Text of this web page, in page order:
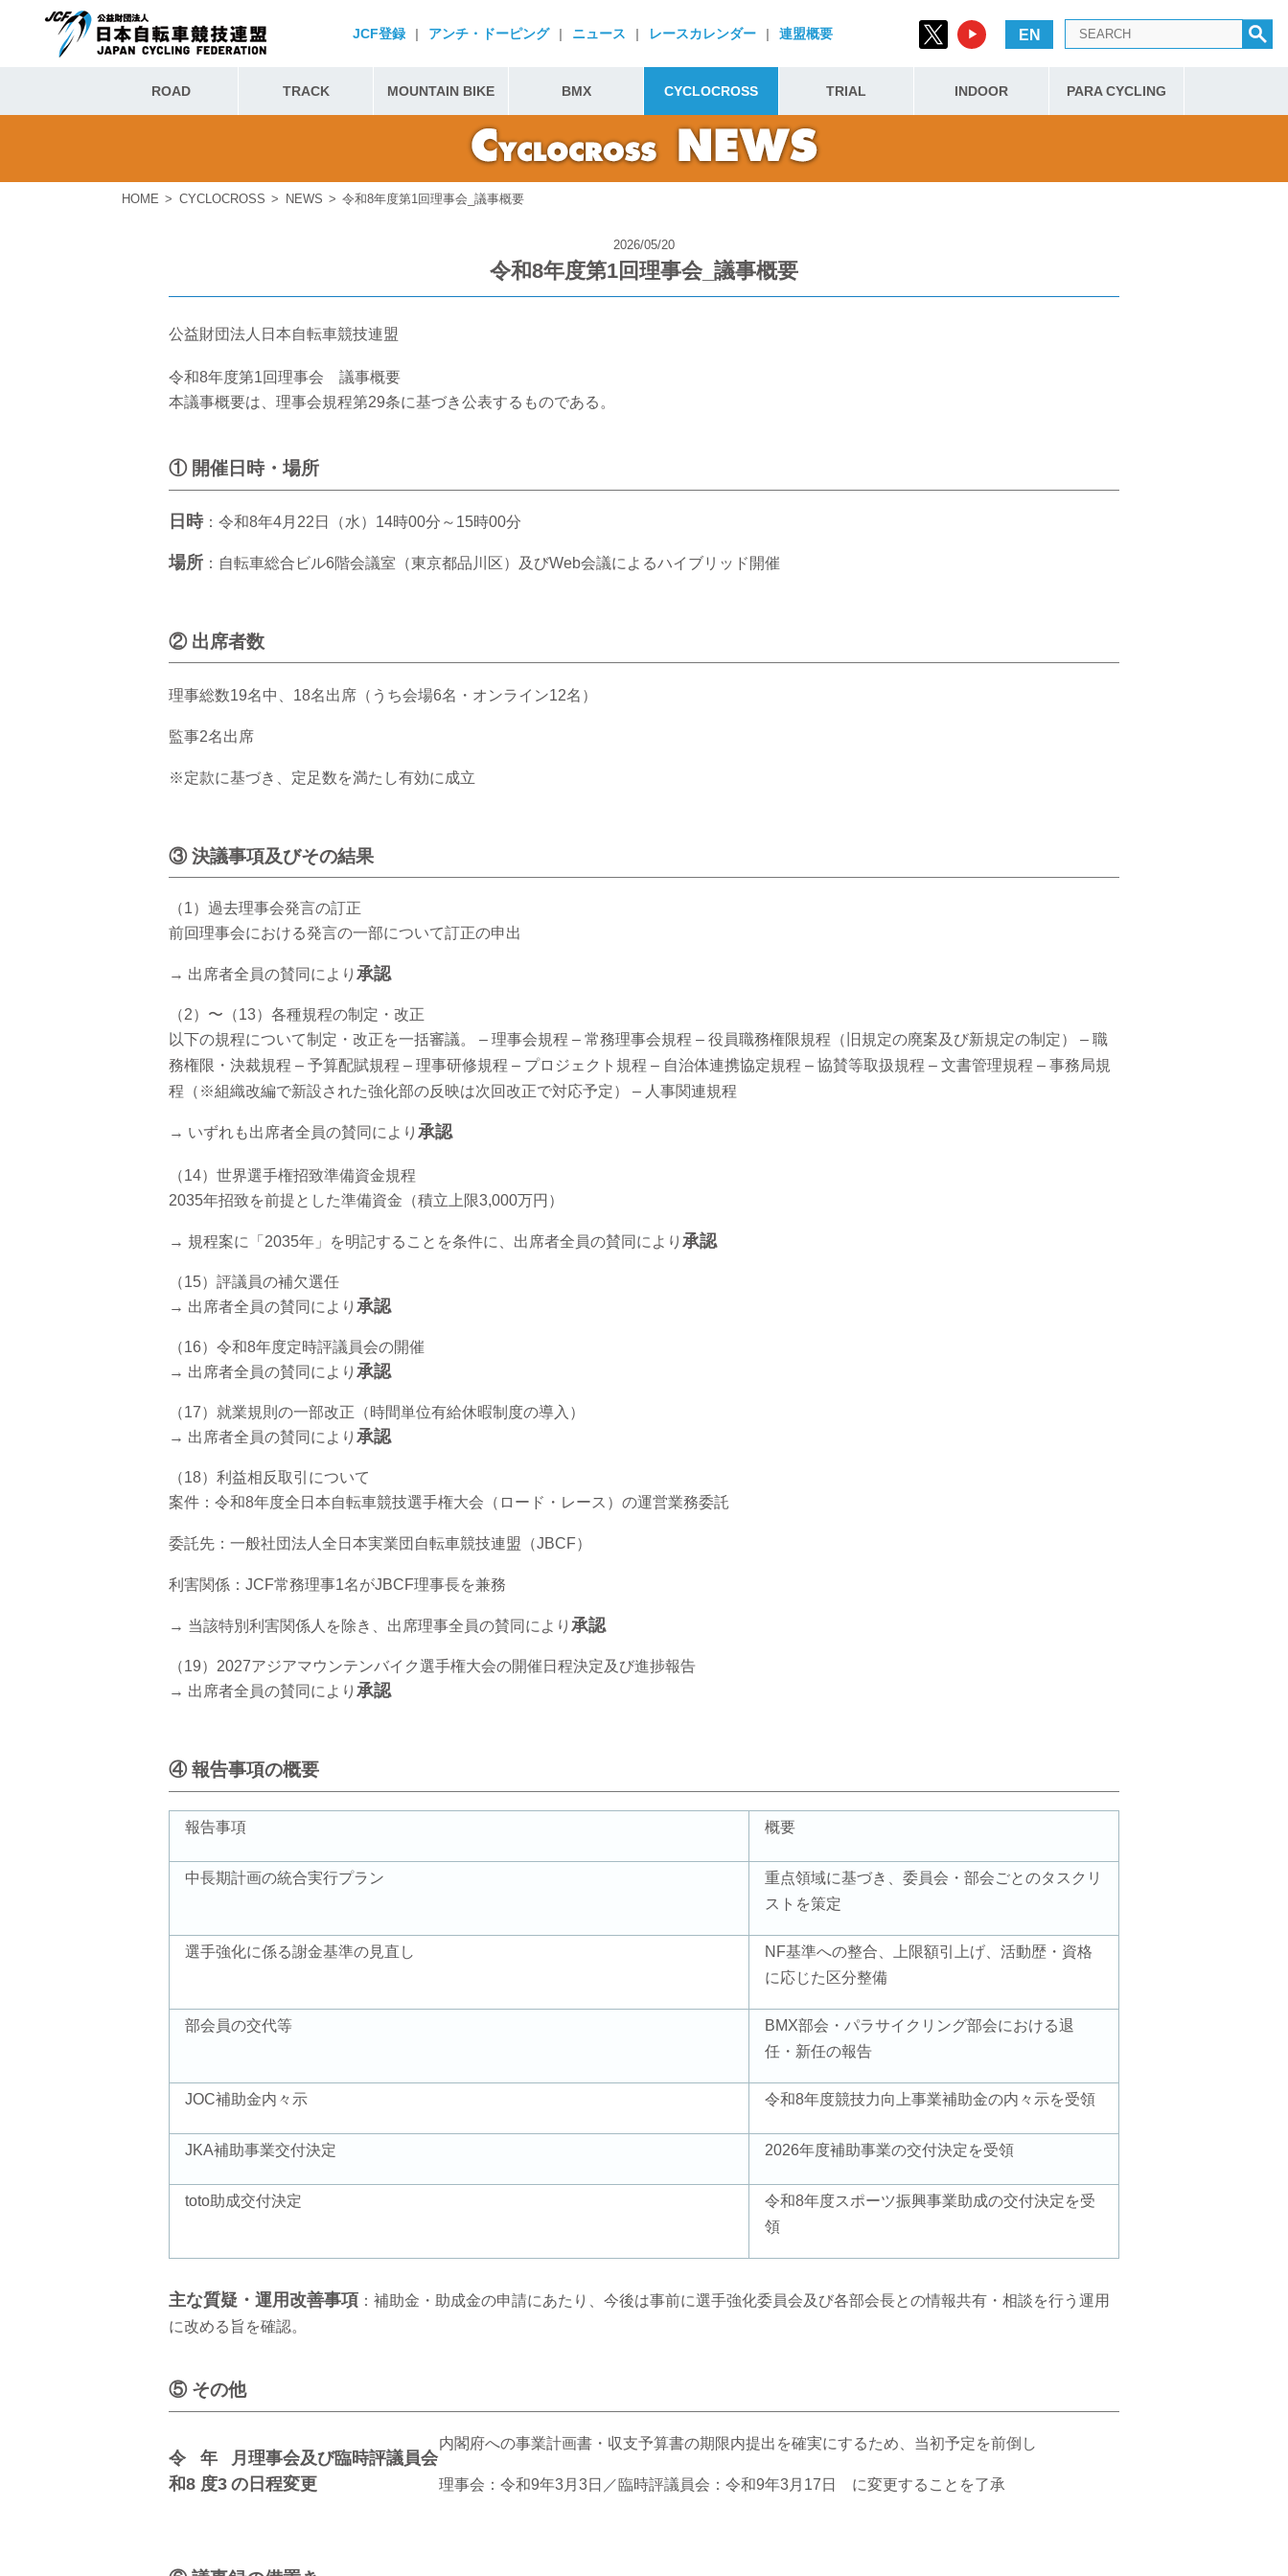
JCF登録 | アンチ・ドーピング | ニュース | レースカレンダー | 連盟概要 EN
ROAD TRACK MOUNTAIN BIKE BMX CYCLOCROSS TRIAL INDOOR PARA CYCLING
HOME CYCLOCROSS NEWS 令和8年度第1回理事会_議事概要
2026/05/20
令和8年度第1回理事会_議事概要
公益財団法人日本自転車競技連盟
令和8年度第1回理事会 議事概要
本議事概要は、理事会規程第29条に基づき公表するものである。
① 開催日時・場所
日時：令和8年4月22日（水）14時00分～15時00分
場所 ：自転車総合ビル6階会議室（東京都品川区）及びWeb会議によるハイブリッド開催
② 出席者数
理事総数19名中、18名出席（うち会場6名・オンライン12名）
監事2名出席
※定款に基づき、定足数を満たし有効に成立
③ 決議事項及びその結果
（1）過去理事会発言の訂正
前回理事会における発言の一部について訂正の申出
→ 出席者全員の賛同により 承認
（2）〜（13）各種規程の制定・改正
以下の規程について制定・改正を一括審議。 – 理事会規程 – 常務理事会規程 – 役員職務権限規程（旧規定の廃案及び新規定の制定） – 職
務権限・決裁規程 – 予算配賦規程 – 理事研修規程 – プロジェクト規程 – 自治体連携協定規程 – 協賛等取扱規程 – 文書管理規程 – 事務局規
程（※組織改編で新設された強化部の反映は次回改正で対応予定） – 人事関連規程
→ いずれも出席者全員の賛同により 承認
（14）世界選手権招致準備資金規程
2035年招致を前提とした準備資金（積立上限3,000万円）
→ 規程案に「2035年」を明記することを条件に、出席者全員の賛同により 承認
（15）評議員の補欠選任
→ 出席者全員の賛同により 承認
（16）令和8年度定時評議員会の開催
→ 出席者全員の賛同により 承認
（17）就業規則の一部改正（時間単位有給休暇制度の導入）
→ 出席者全員の賛同により 承認
（18）利益相反取引について
案件：令和8年度全日本自転車競技選手権大会（ロード・レース）の運営業務委託
委託先：一般社団法人全日本実業団自転車競技連盟（JBCF）
利害関係：JCF常務理事1名がJBCF理事長を兼務
→ 当該特別利害関係人を除き、出席理事全員の賛同により 承認
（19）2027アジアマウンテンバイク選手権大会の開催日程決定及び進捗報告
→ 出席者全員の賛同により 承認
④ 報告事項の概要
報告事項 概要
中長期計画の統合実行プラン
重点領域に基づき、委員会・部会ごとのタスクリ
ストを策定
選手強化に係る謝金基準の見直し
NF基準への整合、上限額引上げ、活動歴・資格
に応じた区分整備
部会員の交代等
BMX部会・パラサイクリング部会における退
任・新任の報告
JOC補助金内々示 令和8年度競技力向上事業補助金の内々示を受領
JKA補助事業交付決定 2026年度補助事業の交付決定を受領
toto助成交付決定
令和8年度スポーツ振興事業助成の交付決定を受
領
主な質疑・運用改善事項 ：補助金・助成金の申請にあたり、今後は事前に選手強化委員会及び各部会長との情報共有・相談を行う運用
に改める旨を確認。
⑤ その他
令
和8
年
度3
月理事会及び臨時評議員会
の日程変更
内閣府への事業計画書・収支予算書の期限内提出を確実にするため、当初予定を前倒し
理事会：令和9年3月3日／臨時評議員会：令和9年3月17日 に変更することを了承